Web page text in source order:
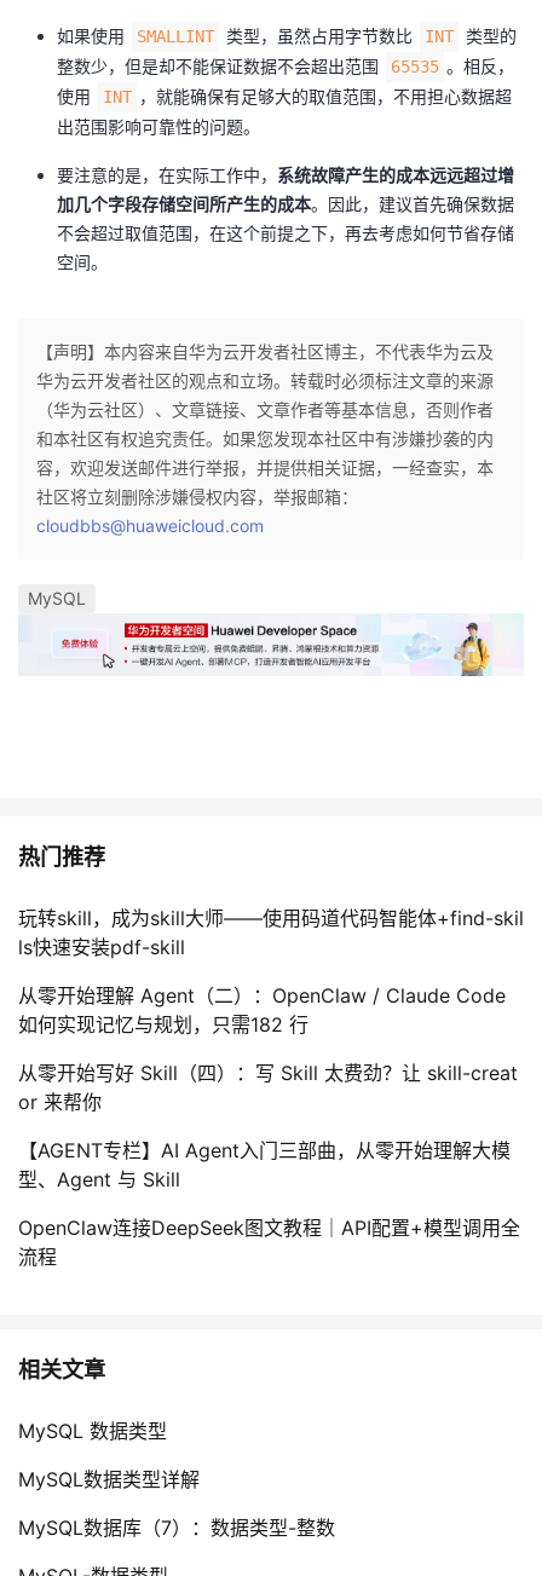
如果使用 SMALLINT 类型，虽然占用字节数比 INT
类型的
整数少，但是却不能保证数据不会超出范围
65535 。相反，
使用
INT ，就能确保有足够大的取值范围，不用担心数据超
出范围影响可靠性的问题。
要注意的是，在实际工作中， 系统故障产生的成本远远超过增
加几个字段存储空间所产生的成本。因此，建议首先确保数据
不会超过取值范围，在这个前提之下，再去考虑如何节省存储
空间。
【声明】本内容来自华为云开发者社区博主，不代表华为云及
华为云开发者社区的观点和立场。转载时必须标注文章的来源
（华为云社区）、文章链接、文章作者等基本信息，否则作者
和本社区有权追究责任。如果您发现本社区中有涉嫌抄袭的内
容，欢迎发送邮件进行举报，并提供相关证据，一经查实，本
社区将立刻删除涉嫌侵权内容，举报邮箱：
cloudbbs@huaweicloud.com
MySQL
热门推荐
玩转skill，成为skill大师——使用码道代码智能体+find-skil
ls快速安装pdf-skill
从零开始理解 Agent（二）：OpenClaw / Claude Code
如何实现记忆与规划，只需182 行
从零开始写好 Skill（四）：写 Skill 太费劲？让 skill-creat
or 来帮你
【AGENT专栏】AI Agent入门三部曲，从零开始理解大模
型、Agent 与 Skill
OpenClaw连接DeepSeek图文教程｜API配置+模型调用全
流程
相关文章
MySQL 数据类型
MySQL数据类型详解
MySQL数据库（7）：数据类型-整数